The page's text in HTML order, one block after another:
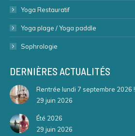
Yoga Restauratif
Yoga plage / Yoga paddle
Sophrologie
DERNIÈRES ACTUALITÉS
Rentrée lundi 7 septembre 2026 !
29 juin 2026
Été 2026
29 juin 2026